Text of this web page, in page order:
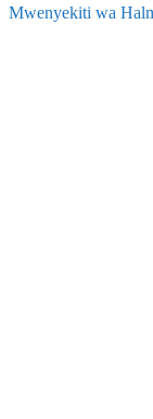
Mwenyekiti wa